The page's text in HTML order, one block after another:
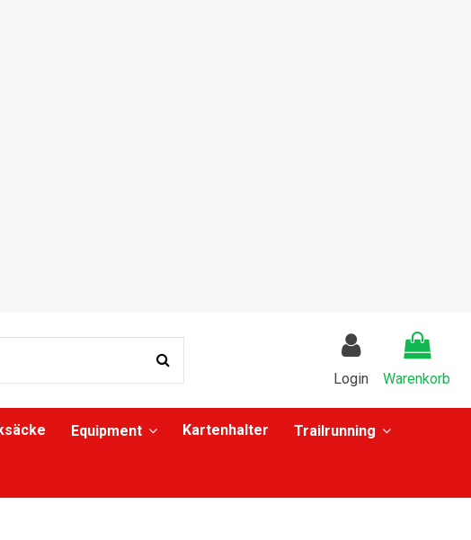
Login Warenkorb
Equipment Kartenhalter Trailrunning